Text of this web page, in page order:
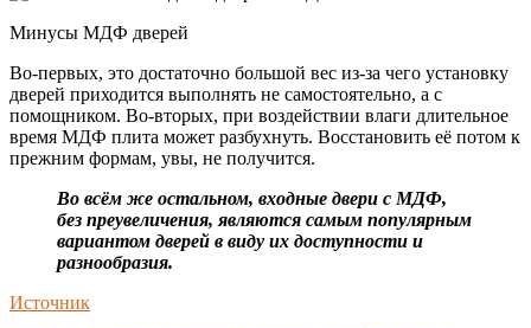
Минусы МДФ дверей
Во-первых, это достаточно большой вес из-за чего установку
дверей приходится выполнять не самостоятельно, а с
помощником. Во-вторых, при воздействии влаги длительное
время МДФ плита может разбухнуть. Восстановить её потом к
прежним формам, увы, не получится.
Во всём же остальном, входные двери с МДФ,
без преувеличения, являются самым популярным
вариантом дверей в виду их доступности и
разнообразия.
Источник